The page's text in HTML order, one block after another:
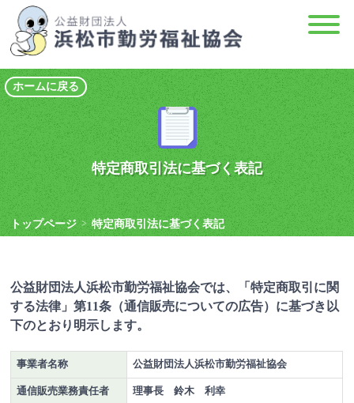
ホームに戻る
特定商取引法に基づく表記
トップページ > 特定商取引法に基づく表記
公益財団法人浜松市勤労福祉協会では、「特定商取引に関
する法律」第11条（通信販売についての広告）に基づき以
下のとおり明示します。
事業者名称 公益財団法人浜松市勤労福祉協会
通信販売業務責任者 理事長 鈴木 利幸